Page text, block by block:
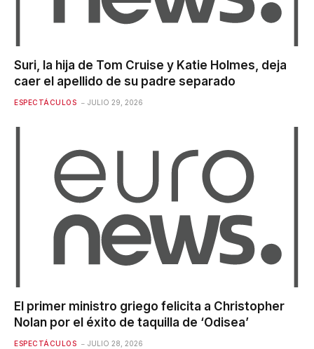
Suri, la hija de Tom Cruise y Katie Holmes, deja
caer el apellido de su padre separado
ESPECTÁCULOS JULIO 29, 2026
El primer ministro griego felicita a Christopher
Nolan por el éxito de taquilla de ‘Odisea’
ESPECTÁCULOS JULIO 28, 2026